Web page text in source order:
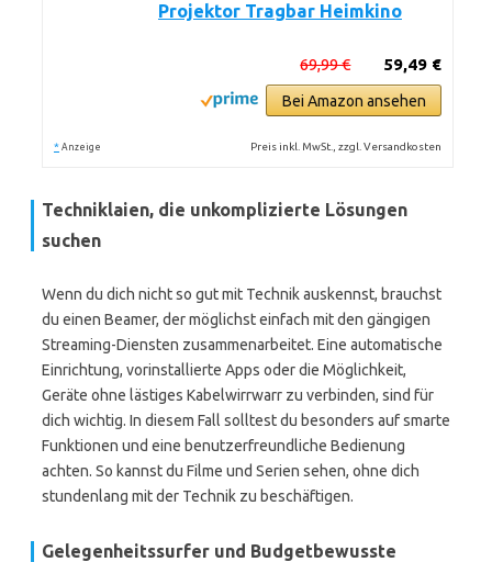
Projektor Tragbar Heimkino
59,49 €
69,99 €
Bei Amazon ansehen
* Anzeige Preis inkl. MwSt., zzgl. Versandkosten
Techniklaien, die unkomplizierte Lösungen
suchen
Wenn du dich nicht so gut mit Technik auskennst, brauchst
du einen Beamer, der möglichst einfach mit den gängigen
Streaming-Diensten zusammenarbeitet. Eine automatische
Einrichtung, vorinstallierte Apps oder die Möglichkeit,
Geräte ohne lästiges Kabelwirrwarr zu verbinden, sind für
dich wichtig. In diesem Fall solltest du besonders auf smarte
Funktionen und eine benutzerfreundliche Bedienung
achten. So kannst du Filme und Serien sehen, ohne dich
stundenlang mit der Technik zu beschäftigen.
Gelegenheitssurfer und Budgetbewusste